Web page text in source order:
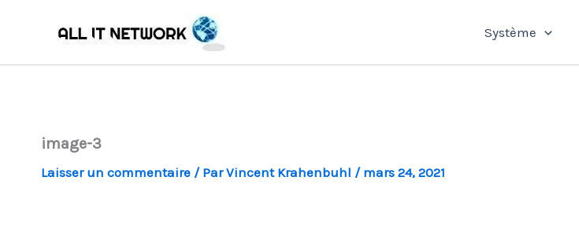
Système
image-3
Laisser un commentaire / ParVincent Krahenbuhl / mars 24, 2021